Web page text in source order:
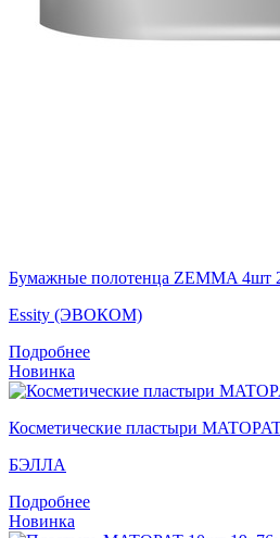
Бумажные полотенца ZEMMA 4шт
Essity (ЭВОКОМ)
Подробнее
Новинка
Косметические пластыри
БЭЛЛА
Подробнее
Новинка